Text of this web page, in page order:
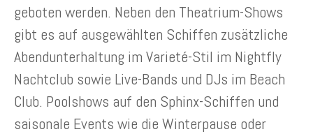
geboten werden. Neben den Theatrium-Shows
gibt es auf ausgewählten Schiffen zusätzliche
Abendunterhaltung im Varieté-Stil im Nightfly
Nachtclub sowie Live-Bands und DJs im Beach
Club. Poolshows auf den Sphinx-Schiffen und
saisonale Events wie die Winterpause oder